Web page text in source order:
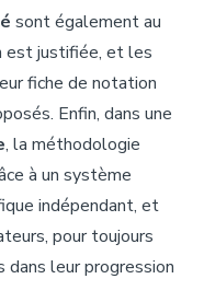
sont également au
est justifiée, et les
fiche de notation
Enfin, dans une
, la méthodologie
à un système
indépendant, et
pour toujours
dans leur progression